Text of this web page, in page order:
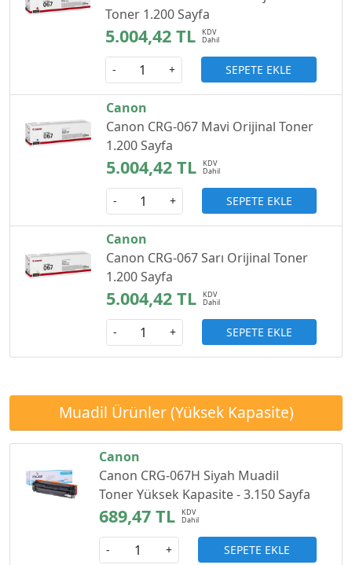
Toner 1.200 Sayfa
5.004,42 TL
- + SEPETE EKLE
Canon
Canon CRG-067 Mavi Orijinal Toner
1.200 Sayfa
5.004,42 TL
- + SEPETE EKLE
Canon
Canon CRG-067 Sarı Orijinal Toner
1.200 Sayfa
5.004,42 TL
- + SEPETE EKLE
Muadil Ürünler (Yüksek Kapasite)
Canon
Canon CRG-067H Siyah Muadil
Toner Yüksek Kapasite - 3.150 Sayfa
689,47 TL
- + SEPETE EKLE